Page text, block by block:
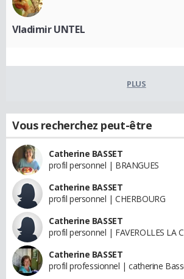
Vladimir UNTEL
PLUS
Vous recherchez peut-être
Catherine BASSET
profil personnel | BRANGUES
Catherine BASSET
profil personnel | CHERBOURG
Catherine BASSET
profil personnel | FAVEROLLES LA
Catherine BASSET
profil professionnel | catherine